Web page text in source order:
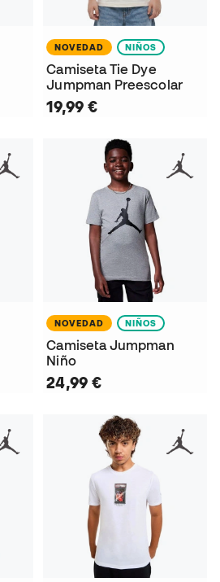
NOVEDAD NIÑOS
Camiseta Tie Dye
Jumpman Preescolar
19,99 €
NOVEDAD NIÑOS
Camiseta Jumpman
Niño
24,99 €